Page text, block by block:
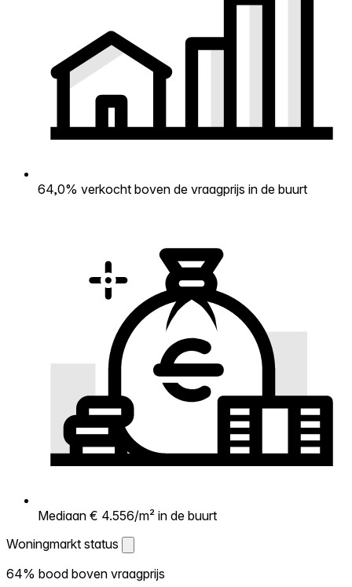
64,0% verkocht boven de vraagprijs in de buurt
Mediaan € 4.556/m² in de buurt
Woningmarkt status
Woningmarkt status
64% bood boven vraagprijs